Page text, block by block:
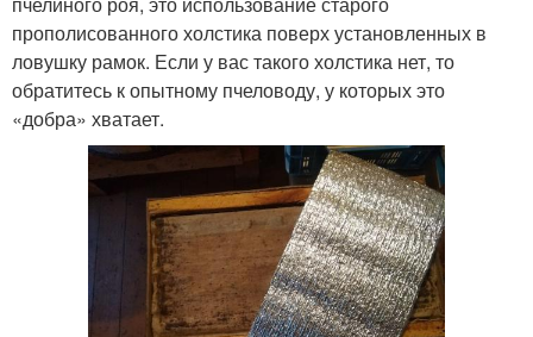
прополисованного холстика поверх установленных в
ловушку рамок. Если у вас такого холстика нет, то
обратитесь к опытному пчеловоду, у которых это
«добра» хватает.